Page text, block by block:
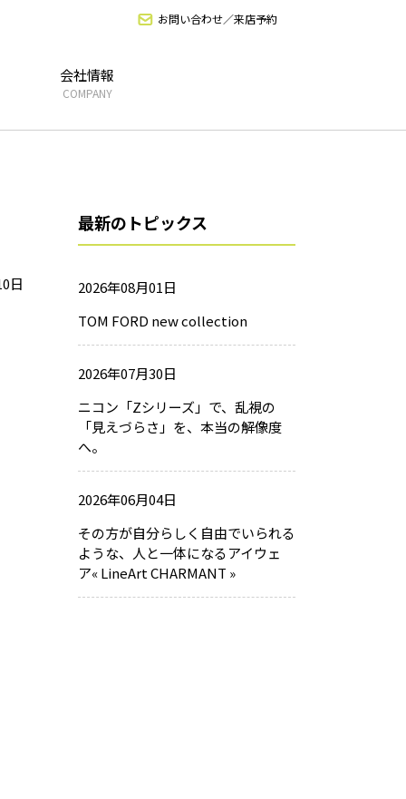
お問い合わせ／来店予約
会社情報
COMPANY
日
最新のトピックス
2026年08月01日
TOM FORD new collection
2026年07月30日
ニコン「Zシリーズ」で、乱視の
「見えづらさ」を、本当の解像度
へ。
2026年06月04日
その方が自分らしく自由でいられる
ような、人と一体になるアイウェ
ア« LineArt CHARMANT »